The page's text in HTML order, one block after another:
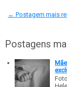
← Postagem mais
Postagens